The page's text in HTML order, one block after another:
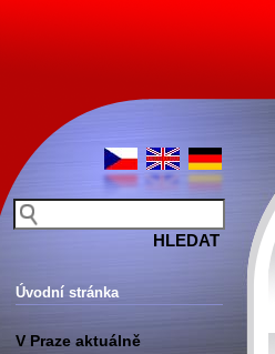
Úvodní stránka
V Praze aktuálně